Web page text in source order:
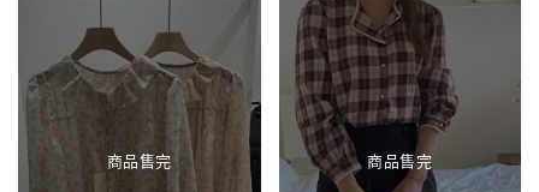
商品售完 商品售完